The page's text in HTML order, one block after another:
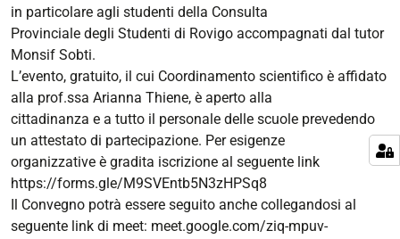
in particolare agli studenti della Consulta
Provinciale degli Studenti di Rovigo accompagnati dal tutor
Monsif Sobti.
L’evento, gratuito, il cui Coordinamento scientifico è affidato
alla prof.ssa Arianna Thiene, è aperto alla
cittadinanza e a tutto il personale delle scuole prevedendo
un attestato di partecipazione. Per esigenze
organizzative è gradita iscrizione al seguente link
https://forms.gle/M9SVEntb5N3zHPSq8
Il Convegno potrà essere seguito anche collegandosi al
seguente link di meet: meet.google.com/ziq-mpuv-